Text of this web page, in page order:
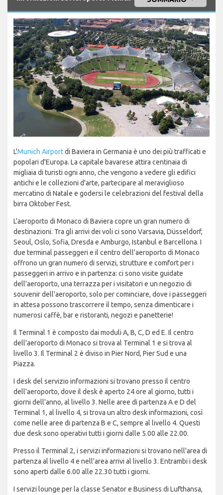
L'Munich Airportdi Baviera in Germania è uno dei più trafficati e
popolari d'Europa. La capitale bavarese attira centinaia di
migliaia di turisti ogni anno, che vengono a vedere gli edifici
antichi e le collezioni d'arte, partecipare al meraviglioso
mercatino di Natale e godersi le celebrazioni del festival della
birra Oktober Fest.
L'aeroporto di Monaco di Baviera copre un gran numero di
destinazioni. Tra gli arrivi dei voli ci sono Varsavia, Düsseldorf,
Seoul, Oslo, Sofia, Dresda e Amburgo, Istanbul e Barcellona. I
due terminal passeggeri e il centro dell'aeroporto di Monaco
offrono un gran numero di servizi, strutture e comfort per i
passeggeri in arrivo e in partenza: ci sono visite guidate
dell'aeroporto, una terrazza per i visitatori e un negozio di
souvenir dell'aeroporto, solo per cominciare, dove i passeggeri
in attesa possono trascorrere il tempo, senza dimenticare i
numerosi caffè, bar e ristoranti, negozi e panetterie!
Il Terminal 1 è composto dai moduli A, B, C, D ed E. Il centro
dell'aeroporto di Monaco si trova al Terminal 1 e si trova al
livello 3. Il Terminal 2 è diviso in Pier Nord, Pier Sud e una
Piazza.
I desk del servizio informazioni si trovano presso il centro
dell'aeroporto, dove il desk è aperto 24 ore al giorno, tutti i
giorni dell'anno, al livello 3. Nelle aree di partenza A e D del
Terminal 1, al livello 4, si trova un altro desk informazioni, così
come nelle aree di partenza B e C, sempre al livello 4. Questi
due desk sono operativi tutti i giorni dalle 5.00 alle 22.00.
Presso il Terminal 2, i servizi informazioni si trovano nell'area di
partenza al livello 4 e nell'area arrivi al livello 3. Entrambi i desk
sono aperti dalle 6.00 alle 22.30 tutti i giorni.
I servizi lounge per la classe Senator e Business di Lufthansa,